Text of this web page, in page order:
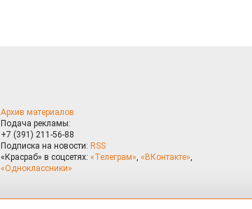
Архив материалов
Подача рекламы:
+7 (391) 211-56-88
Подписка на новости: RSS
«Красраб» в соцсетях: «Телеграм», «ВКонтакте»,
«Одноклассники»